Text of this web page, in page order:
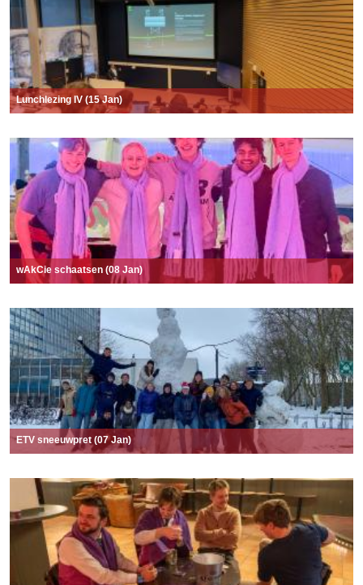
Lunchlezing IV (15 Jan)
wAkCie schaatsen (08 Jan)
ETV sneeuwpret (07 Jan)